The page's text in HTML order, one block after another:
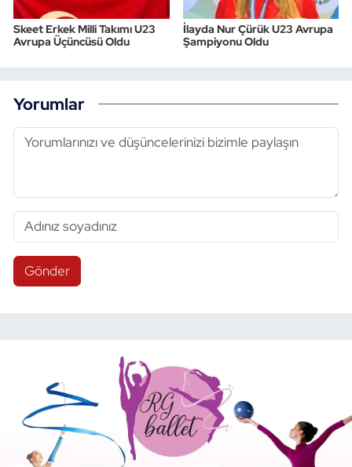
Skeet Erkek Milli Takımı U23
Avrupa Üçüncüsü Oldu
İlayda Nur Çürük U23 Avrupa
Şampiyonu Oldu
Yorumlar
Gönder